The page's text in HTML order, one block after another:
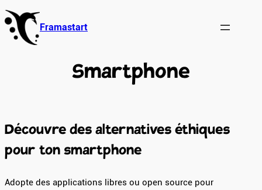
Aller
au
contenu
Framastart
Smartphone
Découvre des alternatives éthiques
pour ton smartphone
Adopte des applications libres ou open source pour